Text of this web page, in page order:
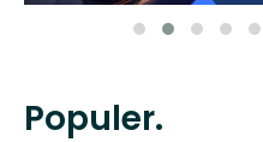
Populer.